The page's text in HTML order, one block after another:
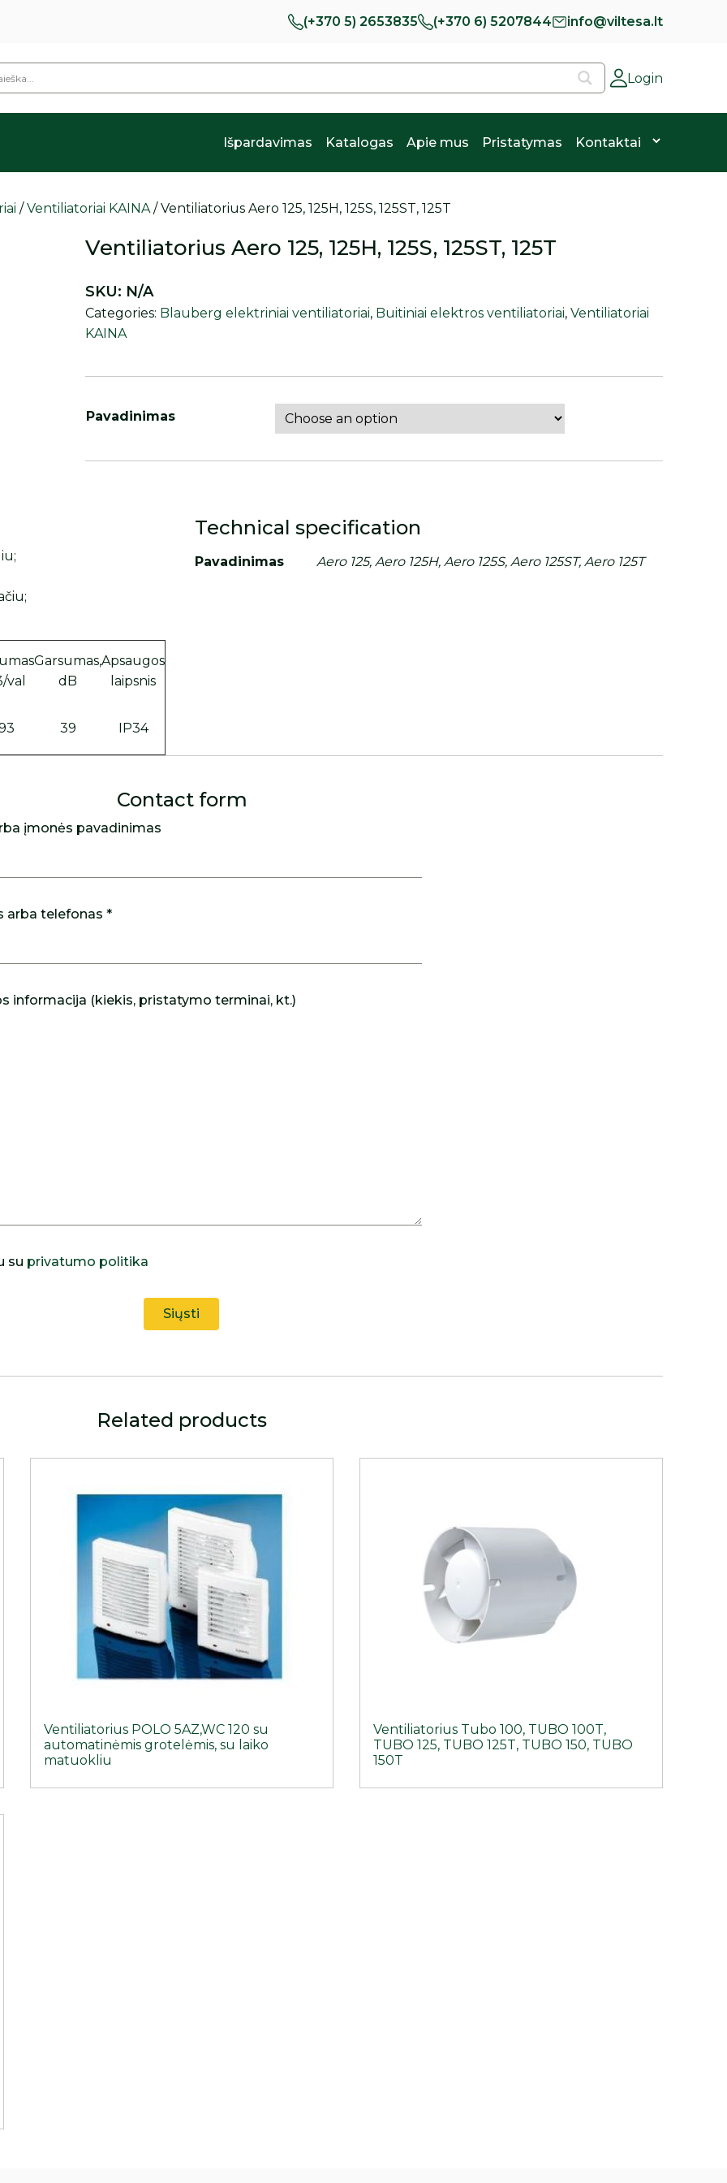
(+370 5) 2653835 (+370 6) 5207844 info@viltesa.lt
Login
Išpardavimas Katalogas Apie mus Pristatymas Kontaktai
/Ventiliatoriai KAINA/ Ventiliatorius Aero 125, 125H, 125S, 125ST, 125T
Ventiliatorius Aero 125, 125H, 125S, 125ST, 125T
Pavadinimas
SKU: N/A
Categories: Blauberg elektriniai ventiliatoriai, Buitiniai elektros ventiliatoriai,Ventiliatoriai
KAINA
val
Garsumas,
dB
Apsaugos
laipsnis
39 IP34
Technical specification
Pavadinimas Aero 125, Aero 125H, Aero 125S, Aero 125ST, Aero 125T
Contact form
įmonės pavadinimas
arba telefonas *
informacija (kiekis, pristatymo terminai, kt.)
su privatumo politika
Related products
Ventiliatorius POLO 5AZ,WC 120 su
automatinėmis grotelėmis, su laiko
matuokliu
Ventiliatorius Tubo 100, TUBO 100T,
TUBO 125, TUBO 125T, TUBO 150, TUBO
150T